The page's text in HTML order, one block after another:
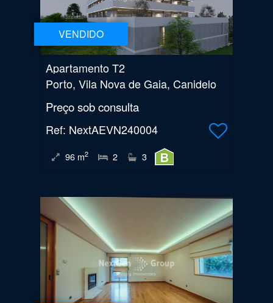
VENDIDO
Apartamento T2
Porto, Vila Nova de Gaia, Canidelo
Preço sob consulta
Ref: NextAEVN240004
96 m2 2 3